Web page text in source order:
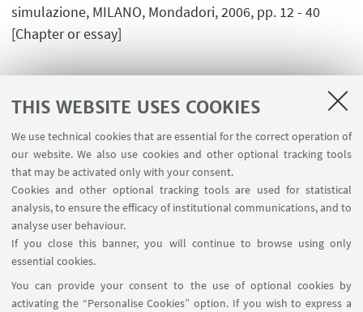
THIS WEBSITE USES COOKIES
We use technical cookies that are essential for the correct operation of
our website. We also use cookies and other optional tracking tools
that may be activated only with your consent.
Cookies and other optional tracking tools are used for statistical
analysis, to ensure the efficacy of institutional communications, and to
analyse user behaviour.
If you close this banner, you will continue to browse using only
essential cookies.
You can provide your consent to the use of optional cookies by
activating the “Personalise Cookies” option. If you wish to express a
simulazione, MILANO, Mondadori, 2006, pp. 12 - 40
[Chapter or essay]
1 2 3 4 ... 6
USEFUL LINKS
InfoPoint
FOLLOW UNIBO ON: